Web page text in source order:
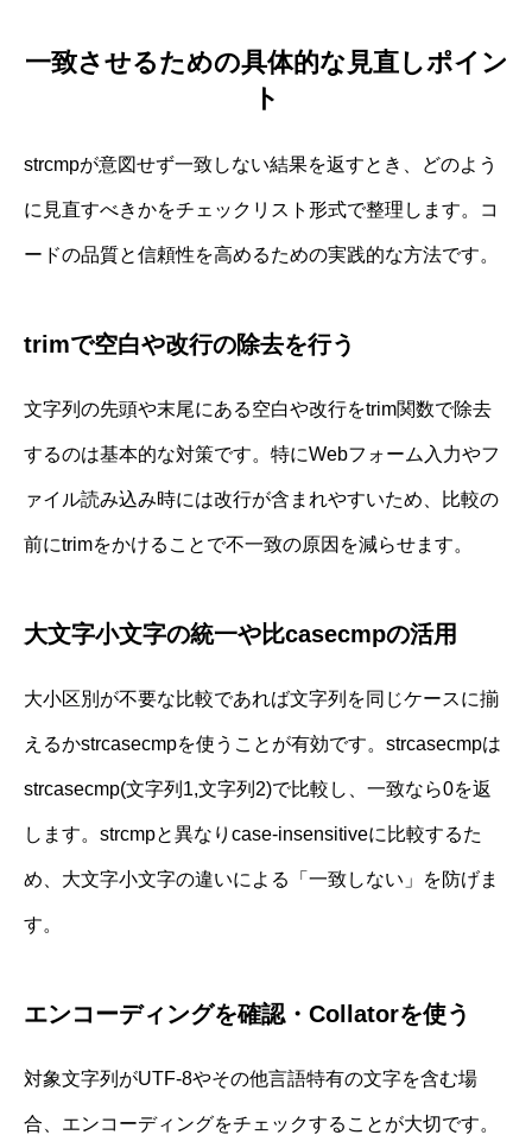
一致させるための具体的な見直しポイン
ト
strcmpが意図せず一致しない結果を返すとき、どのよう
に見直すべきかをチェックリスト形式で整理します。コ
ードの品質と信頼性を高めるための実践的な方法です。
trimで空白や改行の除去を行う
文字列の先頭や末尾にある空白や改行をtrim関数で除去
するのは基本的な対策です。特にWebフォーム入力やフ
ァイル読み込み時には改行が含まれやすいため、比較の
前にtrimをかけることで不一致の原因を減らせます。
大文字小文字の統一や比casecmpの活用
大小区別が不要な比較であれば文字列を同じケースに揃
えるかstrcasecmpを使うことが有効です。strcasecmpは
strcasecmp(文字列1,文字列2)で比較し、一致なら0を返
します。strcmpと異なりcase-insensitiveに比較するた
め、大文字小文字の違いによる「一致しない」を防げま
す。
エンコーディングを確認・Collatorを使う
対象文字列がUTF-8やその他言語特有の文字を含む場
合、エンコーディングをチェックすることが大切です。